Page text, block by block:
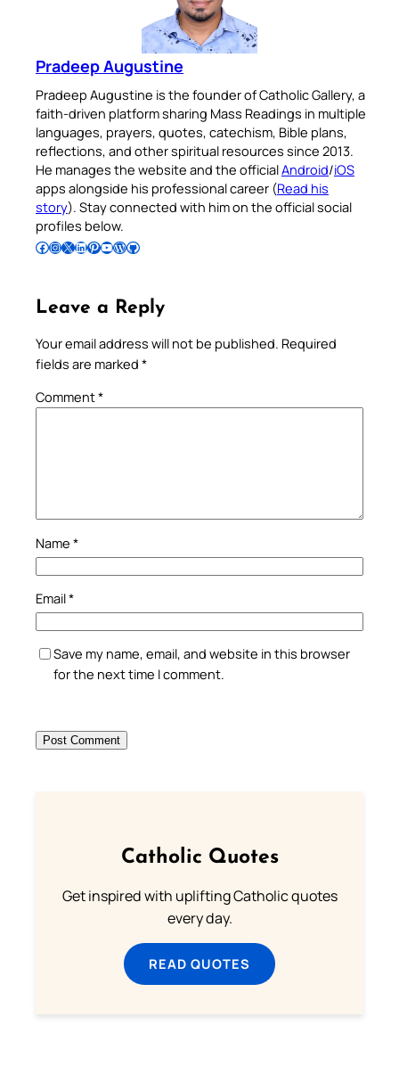
Pradeep Augustine
Pradeep Augustine is the founder of Catholic Gallery, a
faith-driven platform sharing Mass Readings in multiple
languages, prayers, quotes, catechism, Bible plans,
reflections, and other spiritual resources since 2013.
He manages the website and the officialAndroid/iOS
apps alongside his professional career (Read his
story). Stay connected with him on the official social
profiles below.
Follow Pradeep on Facebook Follow Pradeep on InstagramFollow Pradeep on X Follow Pradeep on LinkedIn Follow Pradeep on Pinterest Subscribe to Pradeep’s Youtube Channel Follow Pradeep on WordPress Follow Pradeep on GitHub
Leave a Reply
Your email address will not be published. Required
fields are marked *
Comment*
Name *
Email*
Save my name, email, and website in this browser
for the next time I comment.
Catholic Quotes
Get inspired with uplifting Catholic quotes
every day.
READ QUOTES